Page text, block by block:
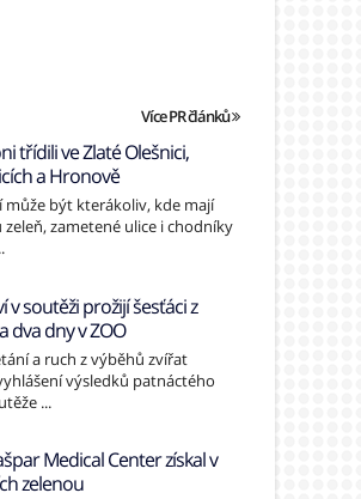
Více PR článků
třídili ve Zlaté Olešnici,
a Hronově
může být kterákoliv, kde mají
zametené ulice i chodníky
v soutěži prožijí šesťáci z
dva dny v ZOO
a ruch z výběhů zvířat
výsledků patnáctého
...
Medical Center získal v
zelenou